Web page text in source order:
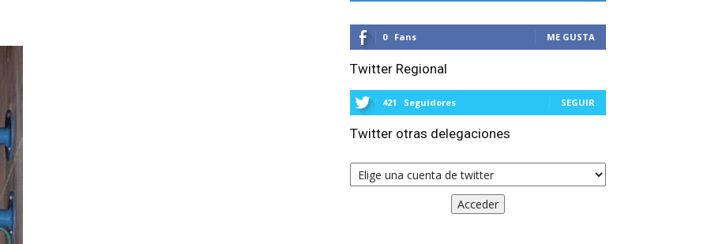
0 Fans ME GUSTA
Twitter Regional
421 Seguidores SEGUIR
Twitter otras delegaciones